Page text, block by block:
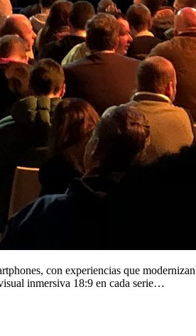
con experiencias que
inmersiva 18:9 en cada serie…